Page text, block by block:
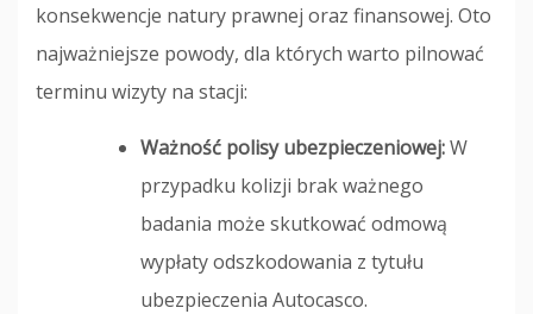
konsekwencje natury prawnej oraz finansowej. Oto
najważniejsze powody, dla których warto pilnować
terminu wizyty na stacji:
Ważność polisy ubezpieczeniowej:W
przypadku kolizji brak ważnego
badania może skutkować odmową
wypłaty odszkodowania z tytułu
ubezpieczenia Autocasco.